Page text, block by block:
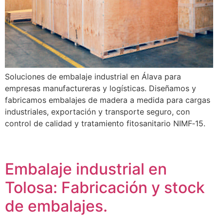
Soluciones de embalaje industrial en Álava para
empresas manufactureras y logísticas. Diseñamos y
fabricamos embalajes de madera a medida para cargas
industriales, exportación y transporte seguro, con
control de calidad y tratamiento fitosanitario NIMF‑15.
Embalaje industrial en
Tolosa: Fabricación y stock
de embalajes.